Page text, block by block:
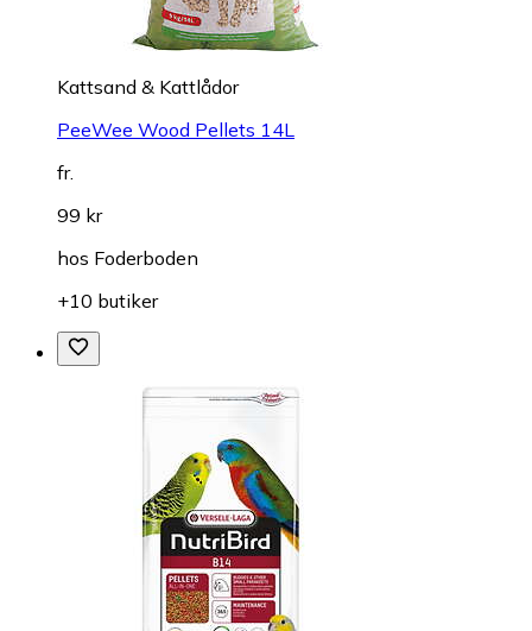
Kattsand & Kattlådor
PeeWee Wood Pellets 14L
fr.
99 kr
hos Foderboden
+10 butiker